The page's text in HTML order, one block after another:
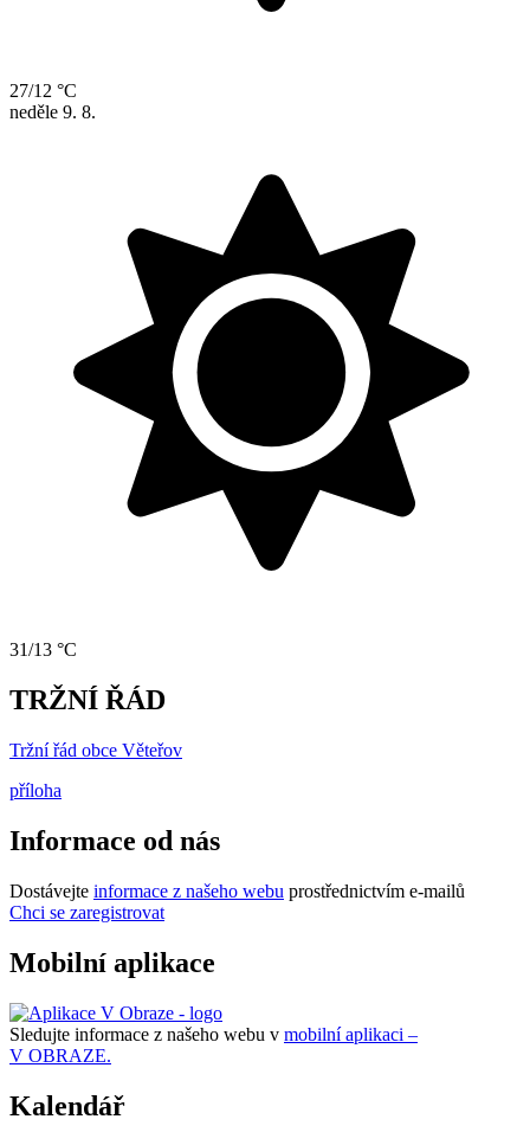
27/12 °C
neděle 9. 8.
31/13 °C
TRŽNÍ ŘÁD
Tržní řád obce Věteřov
příloha
Informace od nás
Dostávejte informace z našeho webu prostřednictvím e-mailů
Chci se zaregistrovat
Mobilní aplikace
Sledujte informace z našeho webu v mobilní aplikaci –
V OBRAZE.
Kalendář